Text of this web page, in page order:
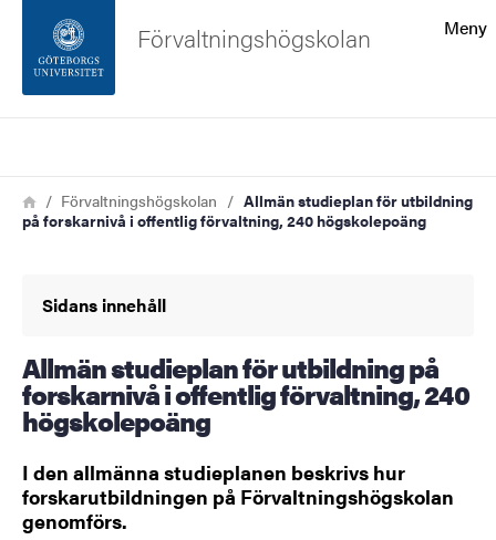
Sidfoten
Om webbplatsen
Meny
Förvaltningshögskolan
Länkstig
HemFörvaltningshögskolan
Allmän studieplan för utbildning
på forskarnivå i offentlig förvaltning, 240 högskolepoäng
Sidans innehåll
Allmän studieplan för utbildning på
forskarnivå i offentlig förvaltning, 240
högskolepoäng
I den allmänna studieplanen beskrivs hur
forskarutbildningen på Förvaltningshögskolan
genomförs.